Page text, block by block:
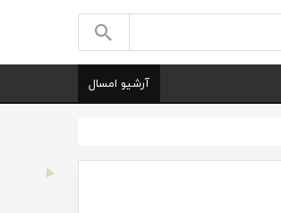
آرشیو امسال